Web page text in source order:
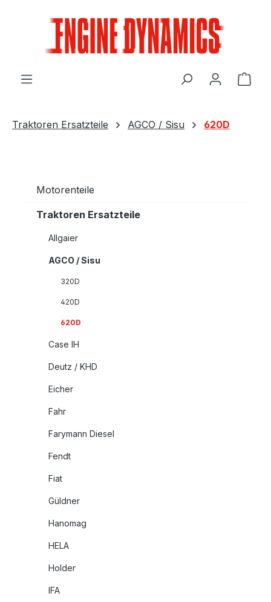
Traktoren Ersatzteile AGCO / Sisu 620D
Motorenteile
Traktoren Ersatzteile
Allgaier
AGCO / Sisu
320D
420D
620D
Case IH
Deutz / KHD
Eicher
Fahr
Farymann Diesel
Fendt
Fiat
Güldner
Hanomag
HELA
Holder
IFA